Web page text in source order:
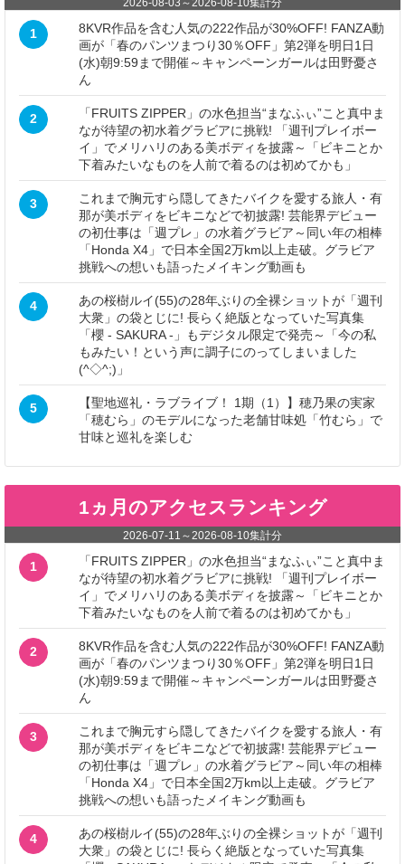
2026-08-03 ～2026-08-10集計分
1
8KVR作品を含む人気の222作品が30%OFF! FANZA動
画が「春のパンツまつり30％OFF」第2弾を明日1日
(水)朝9:59まで開催～キャンペーンガールは田野憂さ
ん
2
「FRUITS ZIPPER」の水色担当“まなふぃ”こと真中ま
なが待望の初水着グラビアに挑戦! 「週刊プレイボー
イ」でメリハリのある美ボディを披露～「ビキニとか
下着みたいなものを人前で着るのは初めてかも」
3
これまで胸元すら隠してきたバイクを愛する旅人・有
那が美ボディをビキニなどで初披露! 芸能界デビュー
の初仕事は「週プレ」の水着グラビア～同い年の相棒
「Honda X4」で日本全国2万km以上走破。グラビア
挑戦への想いも語ったメイキング動画も
4
あの桜樹ルイ(55)の28年ぶりの全裸ショットが「週刊
大衆」の袋とじに! 長らく絶版となっていた写真集
「櫻 - SAKURA -」もデジタル限定で発売～「今の私
もみたい！という声に調子にのってしまいました
(^◇^;)」
5
【聖地巡礼・ラブライブ！ 1期（1）】穂乃果の実家
「穂むら」のモデルになった老舗甘味処「竹むら」で
甘味と巡礼を楽しむ
1ヵ月のアクセスランキング
2026-07-11 ～2026-08-10集計分
1
「FRUITS ZIPPER」の水色担当“まなふぃ”こと真中ま
なが待望の初水着グラビアに挑戦! 「週刊プレイボー
イ」でメリハリのある美ボディを披露～「ビキニとか
下着みたいなものを人前で着るのは初めてかも」
2
8KVR作品を含む人気の222作品が30%OFF! FANZA動
画が「春のパンツまつり30％OFF」第2弾を明日1日
(水)朝9:59まで開催～キャンペーンガールは田野憂さ
ん
3
これまで胸元すら隠してきたバイクを愛する旅人・有
那が美ボディをビキニなどで初披露! 芸能界デビュー
の初仕事は「週プレ」の水着グラビア～同い年の相棒
「Honda X4」で日本全国2万km以上走破。グラビア
挑戦への想いも語ったメイキング動画も
4
あの桜樹ルイ(55)の28年ぶりの全裸ショットが「週刊
大衆」の袋とじに! 長らく絶版となっていた写真集